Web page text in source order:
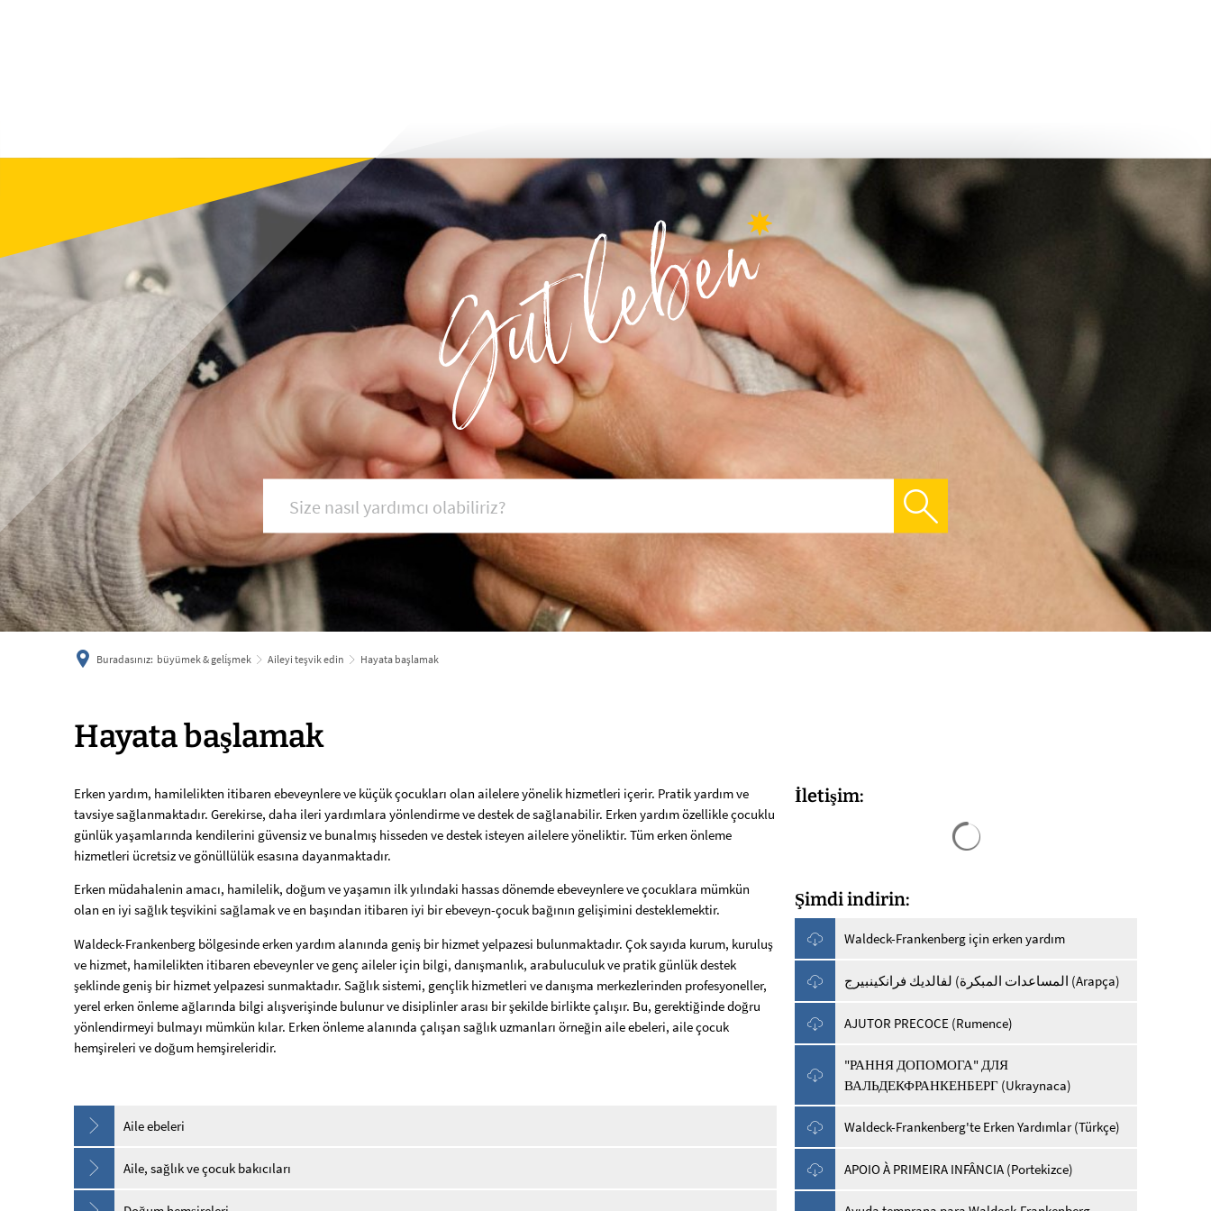
bi̇lgi̇lendi̇ri̇n ve uygulayin büyümek & geli̇şmek yaşa ve eğlen
Buradasınız: büyümek & geli̇şmek Aileyi teşvik edin Hayata başlamak
Hayata
başlamak
Hayata başlamak
Erken yardım, hamilelikten itibaren ebeveynlere ve küçük çocukları olan ailelere yönelik hizmetleri içerir. Pratik yardım ve
tavsiye sağlanmaktadır. Gerekirse, daha ileri yardımlara yönlendirme ve destek de sağlanabilir. Erken yardım özellikle çocuklu
günlük yaşamlarında kendilerini güvensiz ve bunalmış hisseden ve destek isteyen ailelere yöneliktir. Tüm erken önleme
hizmetleri ücretsiz ve gönüllülük esasına dayanmaktadır.
Erken müdahalenin amacı, hamilelik, doğum ve yaşamın ilk yılındaki hassas dönemde ebeveynlere ve çocuklara mümkün
olan en iyi sağlık teşvikini sağlamak ve en başından itibaren iyi bir ebeveyn-çocuk bağının gelişimini desteklemektir.
Waldeck-Frankenberg bölgesinde erken yardım alanında geniş bir hizmet yelpazesi bulunmaktadır. Çok sayıda kurum, kuruluş
ve hizmet, hamilelikten itibaren ebeveynler ve genç aileler için bilgi, danışmanlık, arabuluculuk ve pratik günlük destek
şeklinde geniş bir hizmet yelpazesi sunmaktadır. Sağlık sistemi, gençlik hizmetleri ve danışma merkezlerinden profesyoneller,
yerel erken önleme ağlarında bilgi alışverişinde bulunur ve disiplinler arası bir şekilde birlikte çalışır. Bu, gerektiğinde doğru
yönlendirmeyi bulmayı mümkün kılar. Erken önleme alanında çalışan sağlık uzmanları örneğin aile ebeleri, aile çocuk
hemşireleri ve doğum hemşireleridir.
Aile ebeleri
Aile, sağlık ve çocuk bakıcıları
İletişim:
Şimdi indirin:
Waldeck-Frankenberg için erken yardım
المساعدات المبكرة) لفالديك فرانكينبيرج (Arapça)
AJUTOR PRECOCE (Rumence)
"РАННЯ ДОПОМОГА" ДЛЯ
ВАЛЬДЕКФРАНКЕНБЕРГ (Ukraynaca)
Waldeck-Frankenberg'te Erken Yardımlar (Türkçe)
APOIO À PRIMEIRA INFÂNCIA (Portekizce)